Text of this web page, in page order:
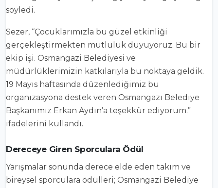
söyledi.
Sezer, “Çocuklarımızla bu güzel etkinliği
gerçekleştirmekten mutluluk duyuyoruz. Bu bir
ekip işi. Osmangazi Belediyesi ve
müdürlüklerimizin katkılarıyla bu noktaya geldik.
19 Mayıs haftasında düzenlediğimiz bu
organizasyona destek veren Osmangazi Belediye
Başkanımız Erkan Aydın’a teşekkür ediyorum.”
ifadelerini kullandı.
Dereceye Giren Sporculara Ödül
Yarışmalar sonunda derece elde eden takım ve
bireysel sporculara ödülleri; Osmangazi Belediye